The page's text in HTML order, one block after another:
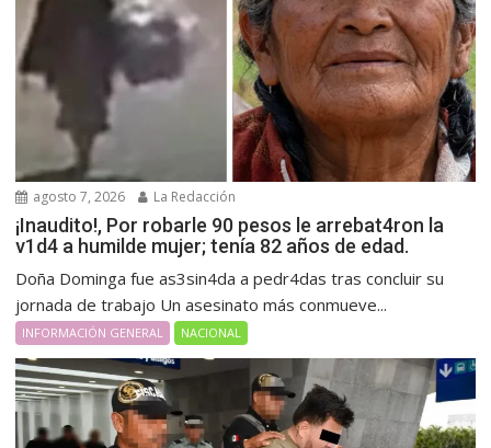
agosto 7, 2026 La Redacción
¡Inaudito!, Por robarle 90 pesos le arrebat4ron la
v1d4 a humilde mujer; tenía 82 años de edad.
Doña Dominga fue as3sin4da a pedr4das tras concluir su
jornada de trabajo Un asesinato más conmueve...
INFORMACIÓN GENERAL NACIONAL